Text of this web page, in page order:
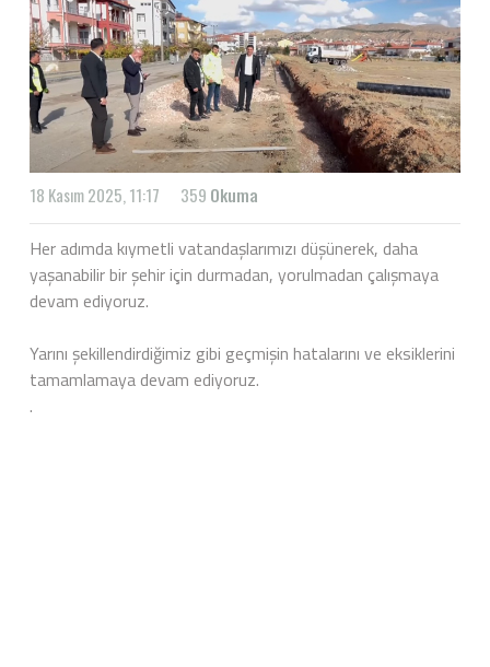
18 Kasım 2025, 11:17 359 Okuma
Her adımda kıymetli vatandaşlarımızı düşünerek, daha
yaşanabilir bir şehir için durmadan, yorulmadan çalışmaya
devam ediyoruz.
Yarını şekillendirdiğimiz gibi geçmişin hatalarını ve eksiklerini
tamamlamaya devam ediyoruz.
.